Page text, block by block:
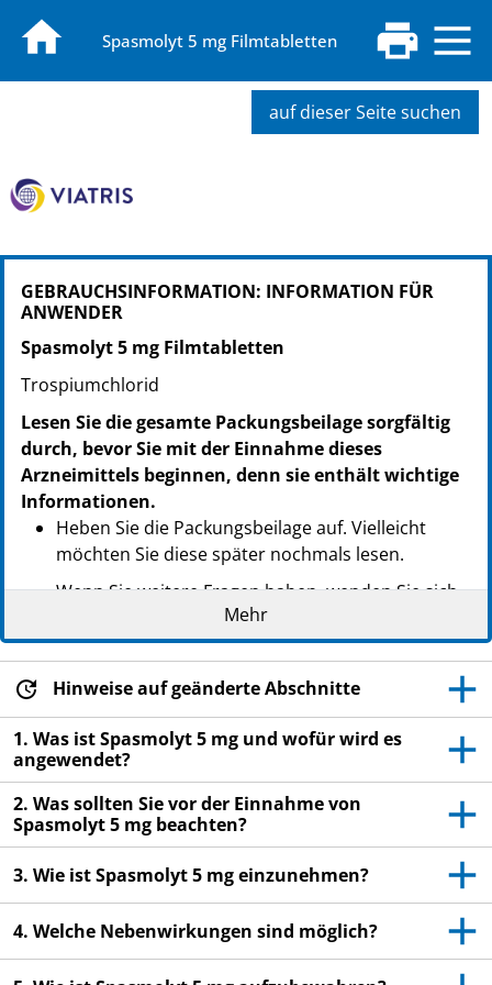
Spasmolyt 5 mg Filmtabletten
auf dieser Seite suchen
PZN: 02407409
PPN: 110240740952
NTIN: 04150024074092
PZN: 02407421
PPN: 110240742181
NTIN: 04150024074214
PZN: 02407438
PPN: 110240743871
NTIN: 04150024074382
GEBRAUCHSINFORMATION: INFORMATION FÜR
ANWENDER
Spasmolyt 5 mg Filmtabletten
Trospiumchlorid
Lesen Sie die gesamte Packungsbeilage sorgfältig
durch, bevor Sie mit der Einnahme dieses
Arzneimittels beginnen, denn sie enthält wichtige
Informationen.
Heben Sie die Packungsbeilage auf. Vielleicht
möchten Sie diese später nochmals lesen.
Wenn Sie weitere Fragen haben, wenden Sie sich
an Ihren Arzt oder Apotheker.
Dieses Arzneimittel wurde Ihnen persönlich
verschrieben. Geben Sie es nicht an Dritte weiter.
diese die gleichen Beschwerden haben wie Sie.
Wenn Sie Nebenwirkungen bemerken, wenden Sie
sich an Ihren Arzt oder Apotheker. Dies gilt auch
für Nebenwirkungen, die nicht in dieser
Packungsbeilage angegeben sind. Siehe Abschnitt
4.
Mehr
Hinweise auf geänderte Abschnitte
1. Was ist Spasmolyt 5 mg und wofür wird es
angewendet?
2. Was sollten Sie vor der Einnahme von
Spasmolyt 5 mg beachten?
3. Wie ist Spasmolyt 5 mg einzunehmen?
4. Welche Nebenwirkungen sind möglich?